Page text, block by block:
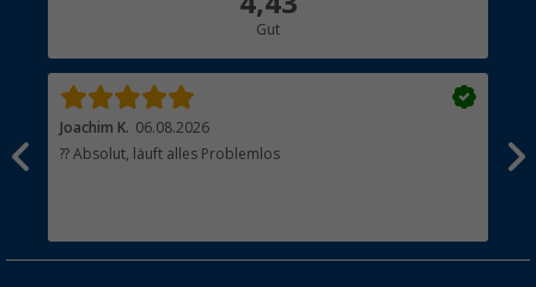
Gut
Joachim K. 06.08.2026
?? Absolut, läuft alles Problemlos